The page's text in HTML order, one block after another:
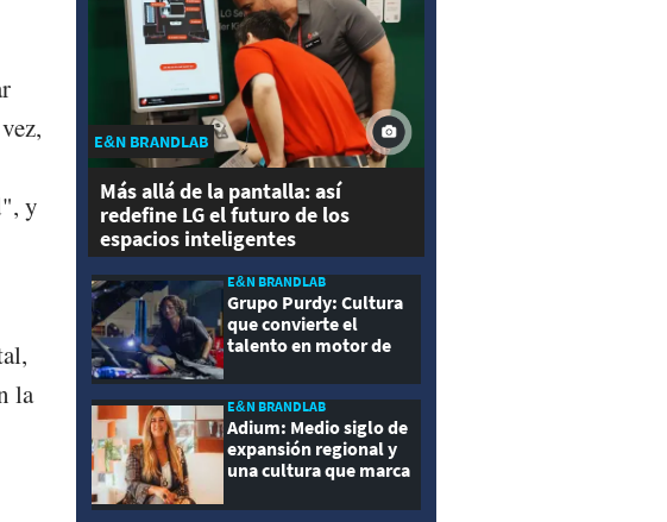
y
la
E&N BRANDLAB
Más allá de la pantalla: así
redefine LG el futuro de los
espacios inteligentes
E&N BRANDLAB
Grupo Purdy: Cultura
que convierte el
talento en motor de
E&N BRANDLAB
Adium: Medio siglo de
expansión regional y
una cultura que marca